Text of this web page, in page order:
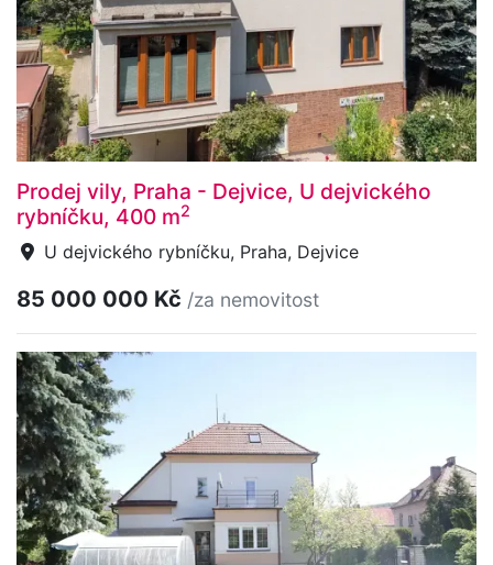
Prodej vily, Praha - Dejvice, U dejvického
rybníčku, 400 m2
U dejvického rybníčku, Praha, Dejvice
85 000 000 Kč /za nemovitost